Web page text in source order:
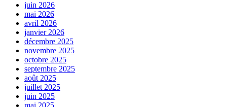
juin 2026
mai 2026
avril 2026
janvier 2026
décembre 2025
novembre 2025
octobre 2025
septembre 2025
août 2025
juillet 2025
juin 2025